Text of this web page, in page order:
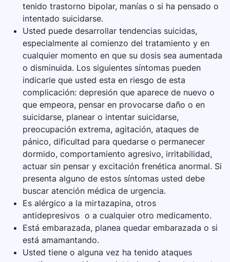
tenido trastorno bipolar, manías o si ha pensado o
intentado suicidarse.
Usted puede desarrollar tendencias suicidas,
especialmente al comienzo del tratamiento y en
cualquier momento en que su dosis sea aumentada
o disminuida. Los siguientes síntomas pueden
indicarle que usted esta en riesgo de esta
complicación: depresión que aparece de nuevo o
que empeora, pensar en provocarse daño o en
suicidarse, planear o intentar suicidarse,
preocupación extrema, agitación, ataques de
pánico, dificultad para quedarse o permanecer
dormido, comportamiento agresivo, irritabilidad,
actuar sin pensar y excitación frenética anormal. Si
presenta alguno de estos síntomas usted debe
buscar atención médica de urgencia.
Es alérgico a la mirtazapina, otros
antidepresivos o a cualquier otro medicamento.
Está embarazada, planea quedar embarazada o si
está amamantando.
Usted tiene o alguna vez ha tenido ataques